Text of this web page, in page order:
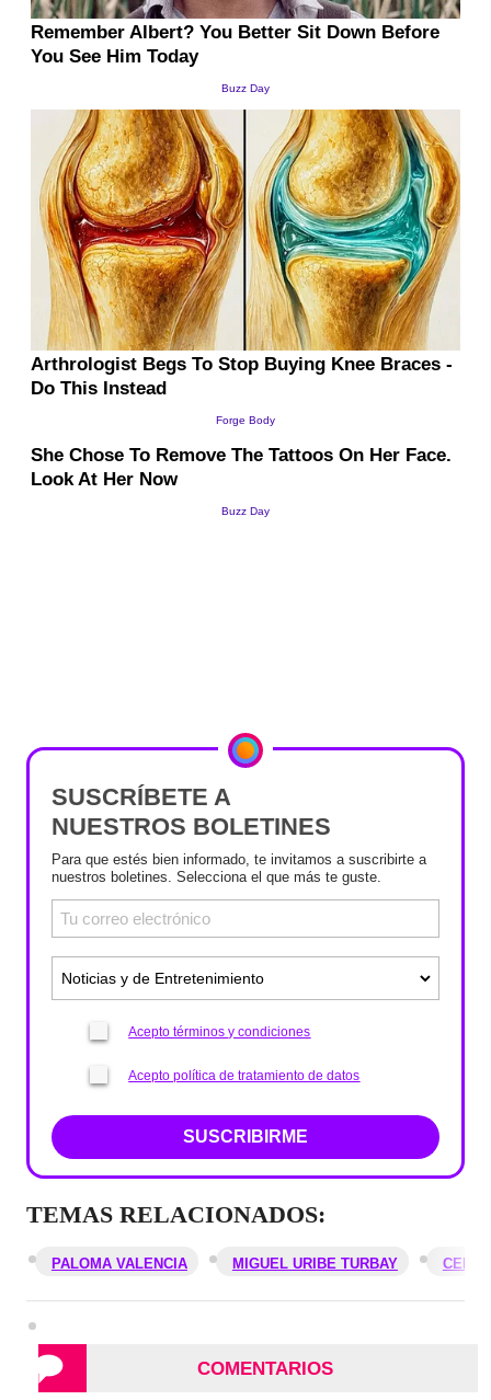
SUSCRÍBETE A
NUESTROS BOLETINES
Para que estés bien informado, te invitamos a suscribirte a
nuestros boletines. Selecciona el que más te guste.
Acepto términos y condiciones
Acepto política de tratamiento de datos
SUSCRIBIRME
TEMAS RELACIONADOS:
PALOMA VALENCIA MIGUEL URIBE TURBAY
COMENTARIOS